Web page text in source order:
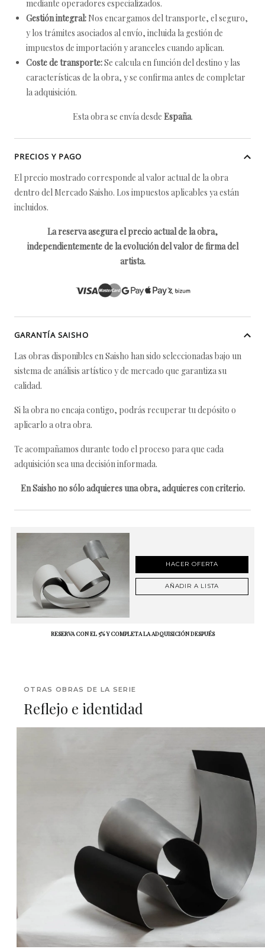
mediante operadores especializados.
Gestión integral: Nos encargamos del transporte, el seguro,
y los trámites asociados al envío, incluida la gestión de
impuestos de importación y aranceles cuando aplican.
Coste de transporte:Se calcula en función del destino y las
características de la obra, y se confirma antes de completar
la adquisición.
Esta obra se envía desde España.
PRECIOS Y PAGO
El precio mostrado corresponde al valor actual de la obra
dentro del Mercado Saisho. Los impuestos aplicables ya están
incluidos.
La reserva asegura el precio actual de la obra,
independientemente de la evolución del valor de firma del
artista.
GARANTÍA SAISHO
Las obras disponibles en Saisho han sido seleccionadas bajo un
sistema de análisis artístico y de mercado que garantiza su
calidad.
Si la obra no encaja contigo, podrás recuperar tu depósito o
aplicarlo a otra obra.
Te acompañamos durante todo el proceso para que cada
adquisición sea una decisión informada.
En Saisho no sólo adquieres una obra, adquieres con criterio.
HACER OFERTA
AÑADIR A LISTA
RESERVA CON EL 5% Y COMPLETA LA ADQUISICIÓN DESPUÉS
OTRAS OBRAS DE LA SERIE
Reflejo e identidad